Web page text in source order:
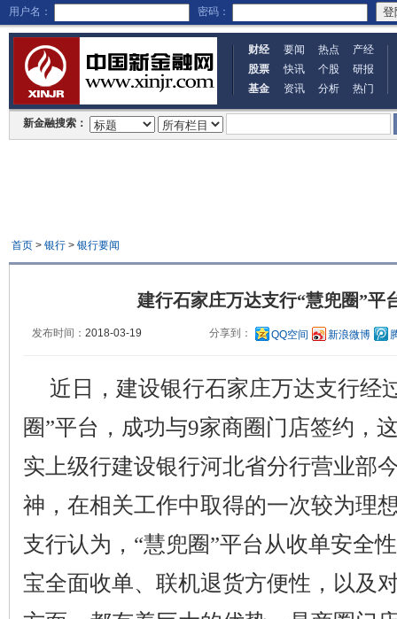
用户名： 密码：
财经 要闻 热点
产经
股票
快讯 个股
研报
基金
资讯 分析 热门
新金融搜索：
首页> 银行> 银行要闻
建行石家庄万达支行“慧兜圈”平
发布时间： 2018-03-19 分享到： QQ空间 新浪微博
近日，建设银行石家庄万达支行经
圈”平台，成功与9家商圈门店签约，
实上级行建设银行河北省分行营业部
神，在相关工作中取得的一次较为理
支行认为，“慧兜圈”平台从收单安全
宝全面收单、联机退货方便性，以及